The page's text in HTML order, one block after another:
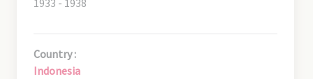
Country :
Indonesia